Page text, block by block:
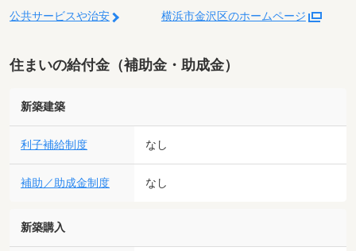
公共サービスや治安 横浜市金沢区のホームページ
住まいの給付金（補助金・助成金）
新築建築
利子補給制度 なし
補助／助成金制度 なし
新築購入